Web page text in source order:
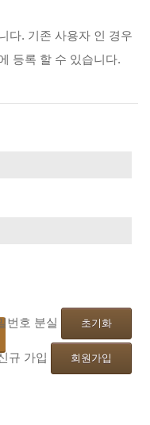
다. 기존 사용자 인 경우
등록 할 수 있습니다.
번호 분실 초기화
규 가입 회원가입